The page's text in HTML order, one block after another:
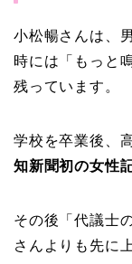
小松暢さんは、
時には「もっと
残っていま す。
学校を卒業後、
知新聞初の女性
その後「代議士
さんよりも先に